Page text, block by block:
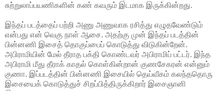
சுற்றுலாப்பயணிகளின் கண் கவரும் இடமாக இருக்கின்றது.
இந்தப் படத்தைப் பற்றி அணு அணுவாக ரசித்து எழுதவேண்டும்
என்பது என் வெகு நாள் ஆசை. அதற்கு முன் இந்தப் படத்தின்
பின்னணி இசைத் தொகுப்பைப் கொடுத்து விடுகின்றேன்.
அபிராமியின் மேல் தீராத பக்தி கொண்டவர் அபிராமிப் பட்டர். இந்த
அபிராமி மீது தீராக் காதல் கொள்கின்றான் குணசேகரன் என்னும்
குணா. இப்படத்தின் பின்னணி இசையில் தெய்வீகம் கலந்ததொரு
இசையைக் கொடுத்துச் சிறப்பித்திருக்கிறார் இசைஞானி